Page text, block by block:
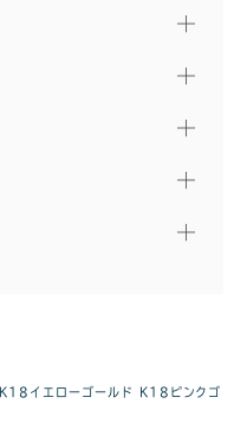
K18イエローゴールド
K18ピンクゴ